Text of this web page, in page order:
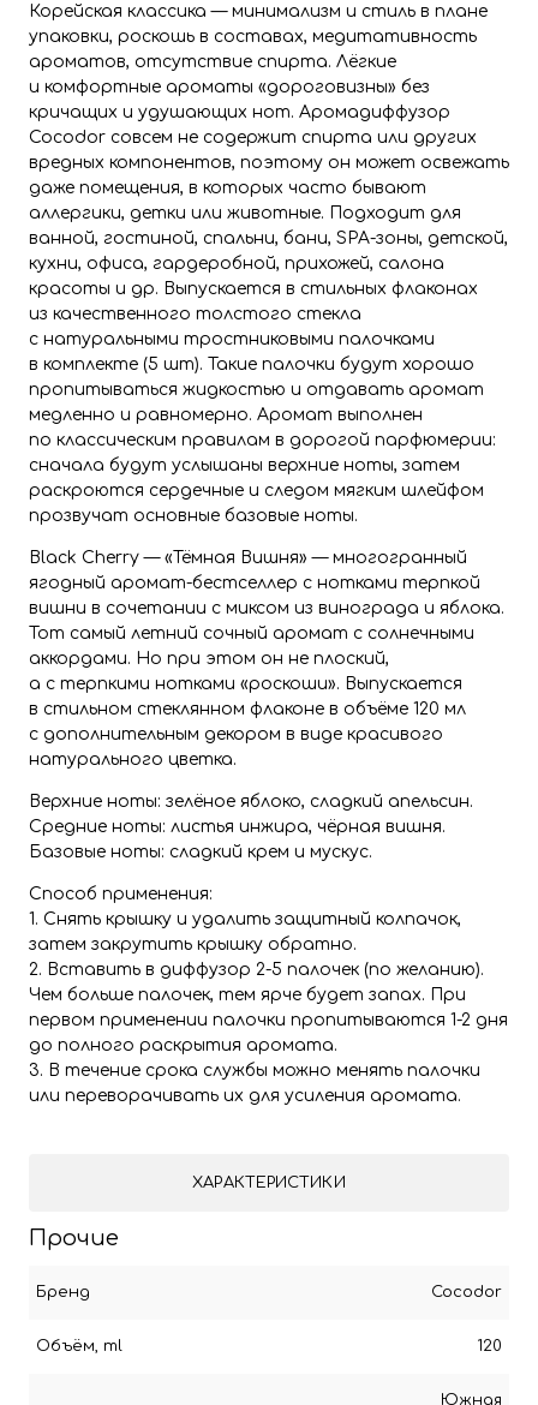
Корейская классика — минимализм и стиль в плане
упаковки, роскошь в составах, медитативность
ароматов, отсутствие спирта. Лёгкие
и комфортные ароматы «дороговизны» без
кричащих и удушающих нот. Аромадиффузор
Cocodor совсем не содержит спирта или других
вредных компонентов, поэтому он может освежать
даже помещения, в которых часто бывают
аллергики, детки или животные. Подходит для
ванной, гостиной, спальни, бани, SPA-зоны, детской,
кухни, офиса, гардеробной, прихожей, салона
красоты и др. Выпускается в стильных флаконах
из качественного толстого стекла
с натуральными тростниковыми палочками
в комплекте (5 шт). Такие палочки будут хорошо
пропитываться жидкостью и отдавать аромат
медленно и равномерно. Аромат выполнен
по классическим правилам в дорогой парфюмерии:
сначала будут услышаны верхние ноты, затем
раскроются сердечные и следом мягким шлейфом
прозвучат основные базовые ноты.
Black Cherry — «Тёмная Вишня» — многогранный
ягодный аромат-бестселлер с нотками терпкой
вишни в сочетании с миксом из винограда и яблока.
Тот самый летний сочный аромат с солнечными
аккордами. Но при этом он не плоский,
а с терпкими нотками «роскоши». Выпускается
в стильном стеклянном флаконе в объёме 120 мл
с дополнительным декором в виде красивого
натурального цветка.
Верхние ноты: зелёное яблоко, сладкий апельсин.
Средние ноты: листья инжира, чёрная вишня.
Базовые ноты: сладкий крем и мускус.
Способ применения:
1. Снять крышку и удалить защитный колпачок,
затем закрутить крышку обратно.
2. Вставить в диффузор 2-5 палочек (по желанию).
Чем больше палочек, тем ярче будет запах. При
первом применении палочки пропитываются 1-2 дня
до полного раскрытия аромата.
3. В течение срока службы можно менять палочки
или переворачивать их для усиления аромата.
ХАРАКТЕРИСТИКИ
Прочие
Бренд Cocodor
Объём, ml 120
Южная